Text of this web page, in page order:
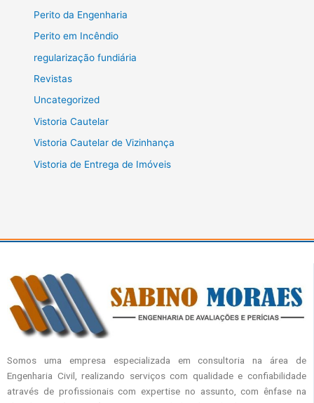
Perito da Engenharia
Perito em Incêndio
regularização fundiária
Revistas
Uncategorized
Vistoria Cautelar
Vistoria Cautelar de Vizinhança
Vistoria de Entrega de Imóveis
Somos uma empresa especializada em consultoria na área de
Engenharia Civil, realizando serviços com qualidade e confiabilidade
através de profissionais com expertise no assunto, com ênfase na